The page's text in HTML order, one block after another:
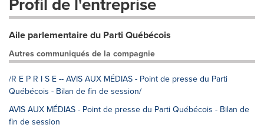
Aile parlementaire du Parti Québécois
Autres communiqués de la compagnie
/R E P R I S E -- AVIS AUX MÉDIAS - Point de presse du Parti
Québécois - Bilan de fin de session/
AVIS AUX MÉDIAS - Point de presse du Parti Québécois - Bilan de
fin de session